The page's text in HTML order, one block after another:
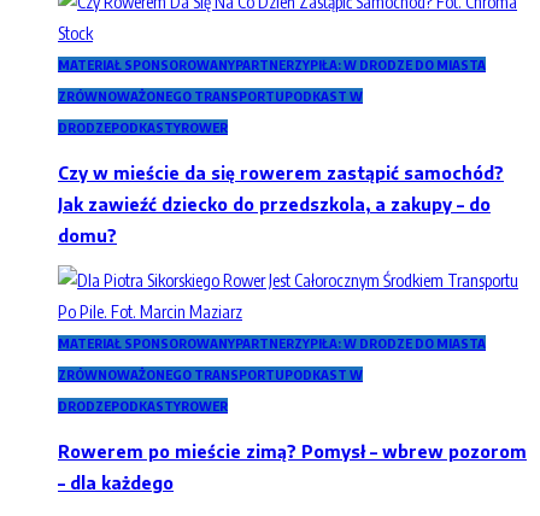
MATERIAŁ SPONSOROWANYPARTNERZYPIŁA: W DRODZE DO MIASTA
ZRÓWNOWAŻONEGO TRANSPORTUPODKAST W
DRODZEPODKASTYROWER
Czy w mieście da się rowerem zastąpić samochód?
Jak zawieźć dziecko do przedszkola, a zakupy – do
domu?
MATERIAŁ SPONSOROWANYPARTNERZYPIŁA: W DRODZE DO MIASTA
ZRÓWNOWAŻONEGO TRANSPORTUPODKAST W
DRODZEPODKASTYROWER
Rowerem po mieście zimą? Pomysł – wbrew pozorom
– dla każdego